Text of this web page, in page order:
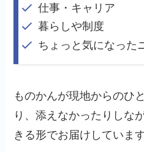
仕事・キャリア
暮らしや制度
ちょっと気になった
ものかんが現地からのひ
り、添えなかったりしな
きる形でお届けしています